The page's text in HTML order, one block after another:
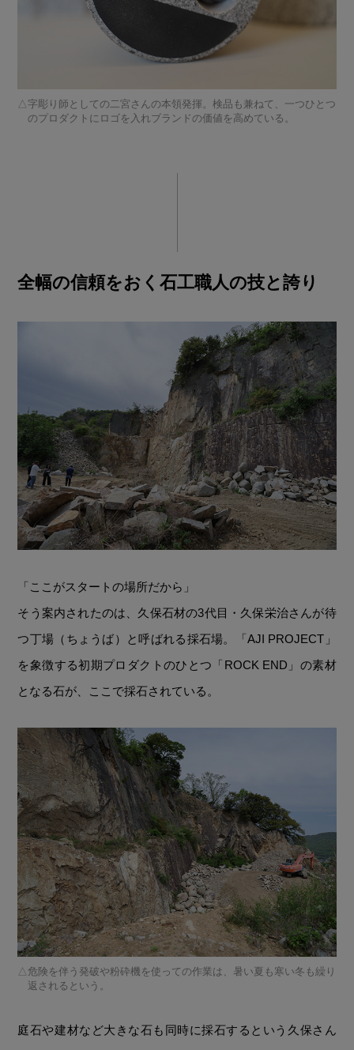
字彫り師としての二宮さんの本領発揮。検品も兼ねて、一つひとつ
のプロダクトにロゴを入れブランドの価値を高めている。
全幅の信頼をおく石工職人の技と誇り
「ここがスタートの場所だから」
そう案内されたのは、久保石材の3代目・久保栄治さんが待
つ丁場（ちょうば）と呼ばれる採石場。「AJI PROJECT」
を象徴する初期プロダクトのひとつ「ROCK END」の素材
となる石が、ここで採石されている。
危険を伴う発破や粉砕機を使っての作業は、暑い夏も寒い冬も繰り
返されるという。
庭石や建材など大きな石も同時に採石するという久保さん